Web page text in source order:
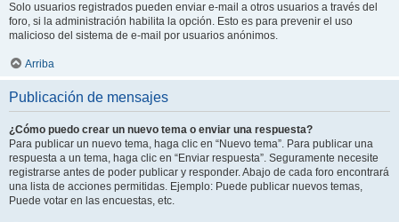
Solo usuarios registrados pueden enviar e-mail a otros usuarios a través del
foro, si la administración habilita la opción. Esto es para prevenir el uso
malicioso del sistema de e-mail por usuarios anónimos.
Arriba
Publicación de mensajes
¿Cómo puedo crear un nuevo tema o enviar una respuesta?
Para publicar un nuevo tema, haga clic en “Nuevo tema”. Para publicar una
respuesta a un tema, haga clic en “Enviar respuesta”. Seguramente necesite
registrarse antes de poder publicar y responder. Abajo de cada foro encontrará
una lista de acciones permitidas. Ejemplo: Puede publicar nuevos temas,
Puede votar en las encuestas, etc.